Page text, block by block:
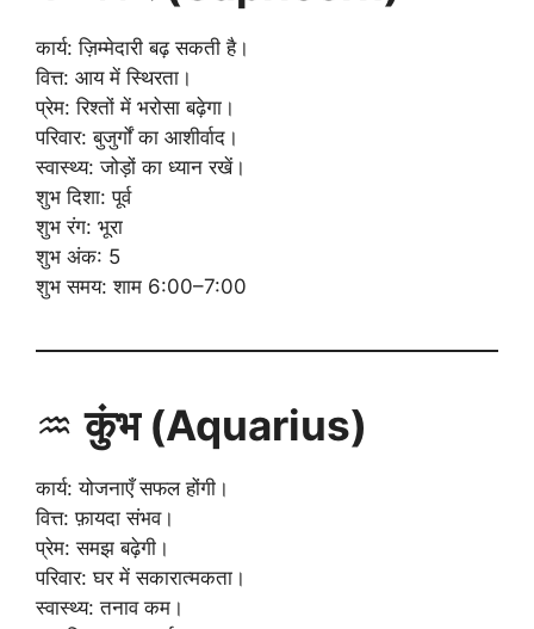
कार्य: ज़िम्मेदारी बढ़ सकती है।
वित्त: आय में स्थिरता।
प्रेम: रिश्तों में भरोसा बढ़ेगा।
परिवार: बुजुर्गों का आशीर्वाद।
स्वास्थ्य: जोड़ों का ध्यान रखें।
शुभ दिशा: पूर्व
शुभ रंग: भूरा
शुभ अंक: 5
शुभ समय: शाम 6:00–7:00
♒कुंभ (Aquarius)
कार्य: योजनाएँ सफल होंगी।
वित्त: फ़ायदा संभव।
प्रेम: समझ बढ़ेगी।
परिवार: घर में सकारात्मकता।
स्वास्थ्य: तनाव कम।